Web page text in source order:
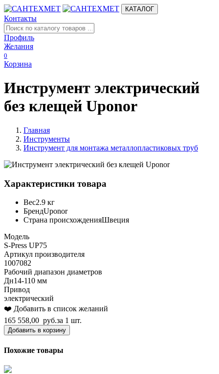
КАТАЛОГ
Контакты
Профиль
Желания
0
Корзина
Инструмент электрический
без клещей Uponor
Главная
Инструменты
Инструмент для монтажа металлопластиковых труб
Характеристики товара
Вес2.9 кг
БрендUponor
Страна происхожденияШвеция
Модель
S-Press UP75
Артикул производителя
1007082
Рабочий диапазон диаметров
Дн14-110 мм
Привод
электрический
❤️ Добавить в список желаний
165 558,00 руб.за 1 шт.
Добавить в корзину
Похожие товары